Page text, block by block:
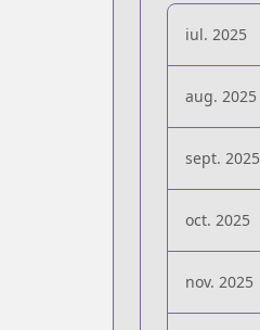
iul. 2025
aug. 2025
sept. 2025
oct. 2025
nov. 2025